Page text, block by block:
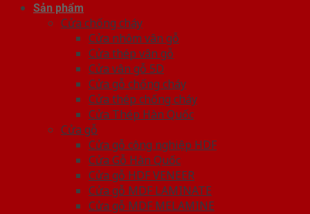
Sản phẩm
Cửa chống cháy
Cửa nhôm vân gỗ
Cửa thép vân gỗ
Cửa vân gỗ 5D
Cửa gỗ chống cháy
Cửa thép chống cháy
Cửa Thép Hàn Quốc
Cửa gỗ
Cửa gỗ công nghiệp HDF
Cửa Gỗ Hàn Quốc
Cửa gỗ HDF VENEER
Cửa gỗ MDF LAMINATE
Cửa gỗ MDF MELAMINE